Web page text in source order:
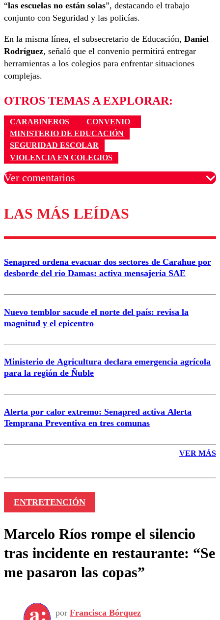
“las escuelas no están solas”, destacando el trabajo
conjunto con Seguridad y las policías.
En la misma línea, el subsecretario de Educación, Daniel
Rodríguez, señaló que el convenio permitirá entregar
herramientas a los colegios para enfrentar situaciones
complejas.
OTROS TEMAS A EXPLORAR:
CARABINEROS
CONVENIO
MINISTERIO DE EDUCACIÓN
SEGURIDAD ESCOLAR
VIOLENCIA EN COLEGIOS
Ver comentarios
Los comentarios son moderados para garantizar un
diálogo respetuoso.
Correo
LAS MÁS LEÍDAS
Senapred ordena evacuar dos sectores de Carahue por
desborde del río Damas: activa mensajería SAE
Nuevo temblor sacude el norte del país: revisa la
magnitud y el epicentro
Ministerio de Agricultura declara emergencia agrícola
para la región de Ñuble
Alerta por calor extremo: Senapred activa Alerta
Temprana Preventiva en tres comunas
VER MÁS
ENTRETENCIÓN
Marcelo Ríos rompe el silencio
tras incidente en restaurante: “Se
me pasaron las copas”
por Francisca Bórquez